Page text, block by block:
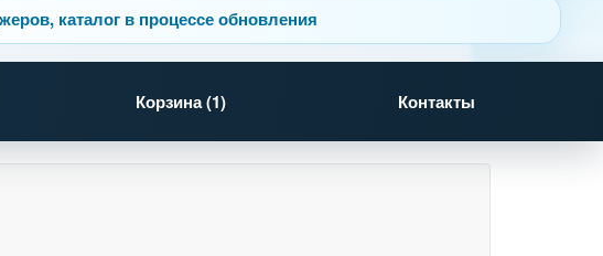
каталог в процессе обновления
Корзина (1) Контакты